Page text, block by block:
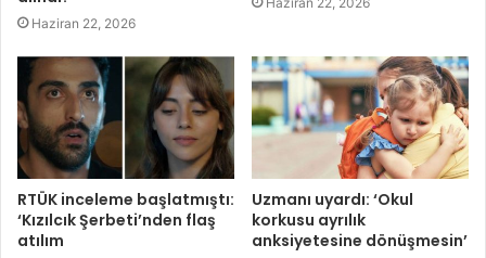
Haziran 22, 2026
RTÜK inceleme başlatmıştı:
‘Kızılcık Şerbeti’nden flaş
atılım
Uzmanı uyardı: ‘Okul
korkusu ayrılık
anksiyetesine dönüşmesin’